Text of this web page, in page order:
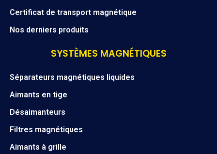
Certificat de transport magnétique
Nos derniers produits
SYSTÈMES MAGNÉTIQUES
Séparateurs magnétiques liquides
Aimants en tige
Désaimanteurs
Filtres magnétiques
Aimants à grille